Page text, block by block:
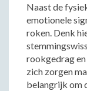
Naast de
emotionele
roken. Denk
rookgedrag
zich zorgen
belangrijk om